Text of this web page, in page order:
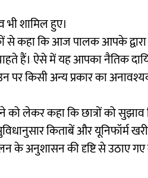
भी शामिल हुए।
से कहा कि आज पालक आपके
हैं। ऐसे में यह आपका नैतिक
किसी अन्य प्रकार का
को लेकर कहा कि छात्रों को
किताबें और यूनिफॉर्म
अनुशासन की दृष्टि से उठाए गए